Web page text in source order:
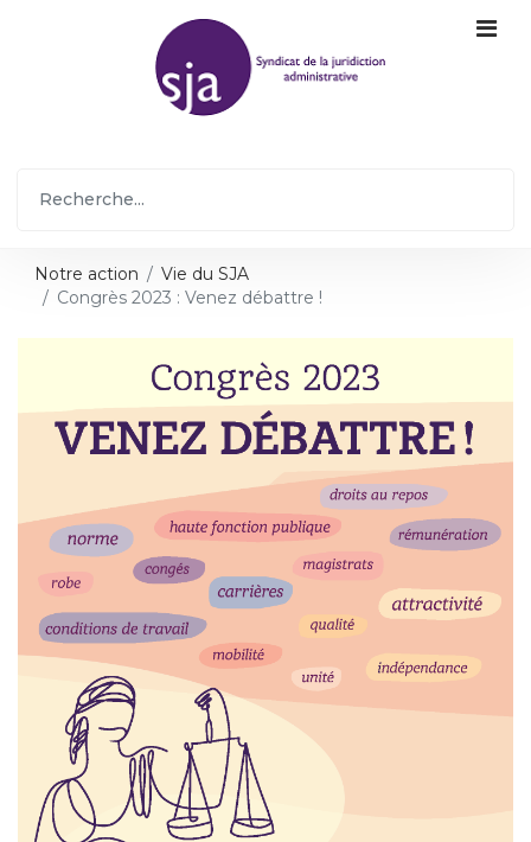
Notre action
Vie du SJA
Congrès 2023 : Venez débattre !